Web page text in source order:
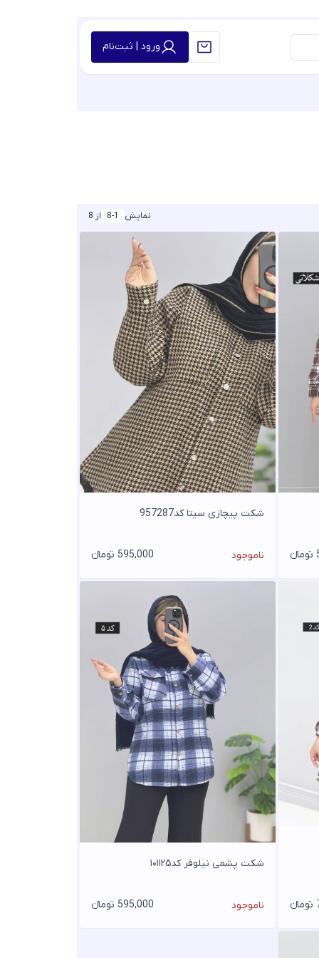
ورود | ثبت‌نام
نمایش 8-1 از 8
شکت پیچازی سیتا کد957287
ناموجود 595,000 تومانء
شکت پشمی نیلوفر کد۱۰۱۱۲۵
ناموجود 595,000 تومانء